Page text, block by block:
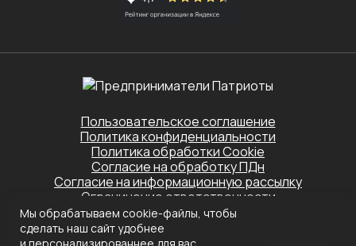
Пользовательское соглашение
Политика конфиденциальности
Политика обработки Cookie
Согласие на обработку ПДн
Согласие на информационную рассылку
Ограничение ответственности
Этот сайт защищён Yandex SmartCaptcha.
ПрименяютсяПолитика конфиденциальности
Мы обрабатываем cookie-файлы, чтобы
сделать наш сайт удобнее